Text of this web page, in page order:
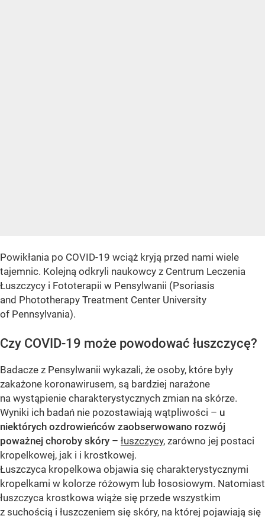
Powikłania po COVID-19 wciąż kryją przed nami wiele
tajemnic. Kolejną odkryli naukowcy z Centrum Leczenia
Łuszczycy i Fototerapii w Pensylwanii (Psoriasis
and Phototherapy Treatment Center University
of Pennsylvania).
Czy COVID-19 może powodować łuszczycę?
Badacze z Pensylwanii wykazali, że osoby, które były
zakażone koronawirusem, są bardziej narażone
na wystąpienie charakterystycznych zmian na skórze.
Wyniki ich badań nie pozostawiają wątpliwości – u
niektórych ozdrowieńców zaobserwowano rozwój
poważnej choroby skóry – łuszczycy, zarówno jej postaci
kropelkowej, jak i i krostkowej.
Łuszczyca kropelkowa objawia się charakterystycznymi
kropelkami w kolorze różowym lub łososiowym. Natomiast
łuszczyca krostkowa wiąże się przede wszystkim
z suchością i łuszczeniem się skóry, na której pojawiają się